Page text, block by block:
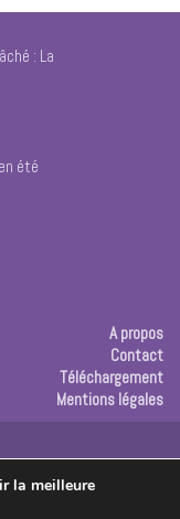
: La
été
A propos
Contact
Téléchargement
Mentions légales
la meilleure